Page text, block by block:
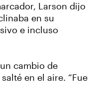
Larson dijo
en su
e incluso
cambio de
en el aire. “Fue